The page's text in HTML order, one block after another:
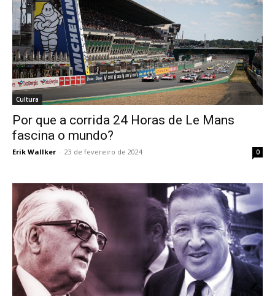
Cultura
Por que a corrida 24 Horas de Le Mans
fascina o mundo?
Erik Wallker - 23 de fevereiro de 2024 0